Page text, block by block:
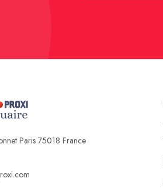
Paris 75018 France